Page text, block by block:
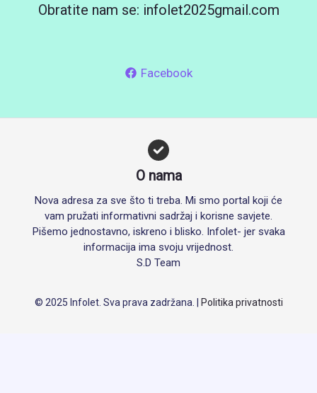
Obratite nam se: infolet2025gmail.com
Facebook
O nama
Nova adresa za sve što ti treba. Mi smo portal koji će
vam pružati informativni sadržaj i korisne savjete.
Pišemo jednostavno, iskreno i blisko. Infolet- jer svaka
informacija ima svoju vrijednost.
S.D Team
© 2025 Infolet. Sva prava zadržana. | Politika privatnosti